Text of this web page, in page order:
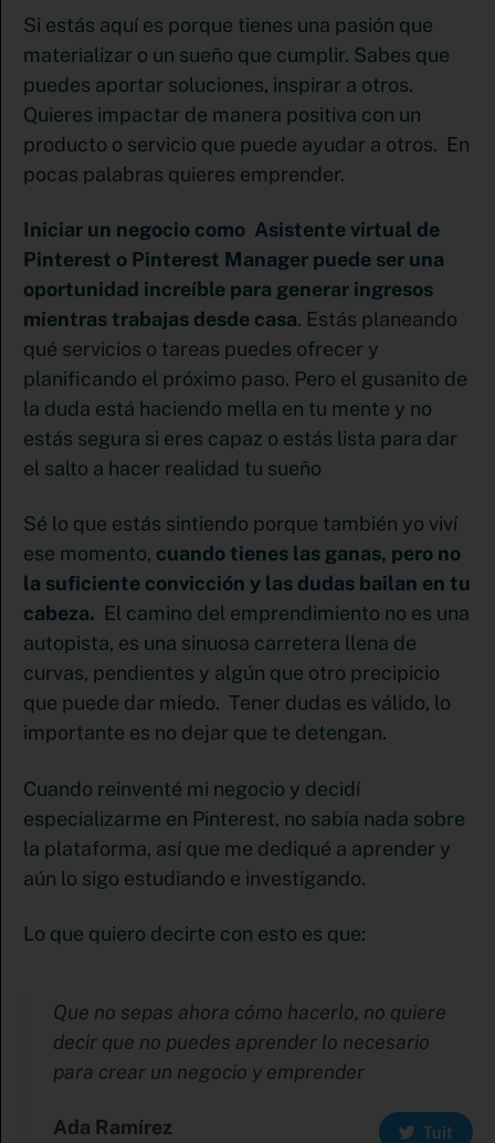
Si estás aquí es porque tienes una pasión que
materializar o un sueño que cumplir. Sabes que
puedes aportar soluciones, inspirar a otros.
Quieres impactar de manera positiva con un
producto o servicio que puede ayudar a otros. En
pocas palabras quieres emprender.
Iniciar un negocio como Asistente virtual de
Pinterest o Pinterest Manager puede ser una
oportunidad increíble para generar ingresos
mientras trabajas desde casa. Estás planeando
qué servicios o tareas puedes ofrecer y
planificando el próximo paso. Pero el gusanito de
la duda está haciendo mella en tu mente y no
estás segura si eres capaz o estás lista para dar
el salto a hacer realidad tu sueño
Sé lo que estás sintiendo porque también yo viví
ese momento, cuando tienes las ganas, pero no
la suficiente convicción y las dudas bailan en tu
cabeza. El camino del emprendimiento no es una
autopista, es una sinuosa carretera llena de
curvas, pendientes y algún que otro precipicio
que puede dar miedo. Tener dudas es válido, lo
importante es no dejar que te detengan.
Cuando reinventé mi negocio y decidí
especializarme en Pinterest, no sabía nada sobre
la plataforma, así que me dediqué a aprender y
aún lo sigo estudiando e investigando.
Lo que quiero decirte con esto es que:
Que no sepas ahora cómo hacerlo, no quiere
decir que no puedes aprender lo necesario
para crear un negocio y emprender
Ada Ramírez Tuit